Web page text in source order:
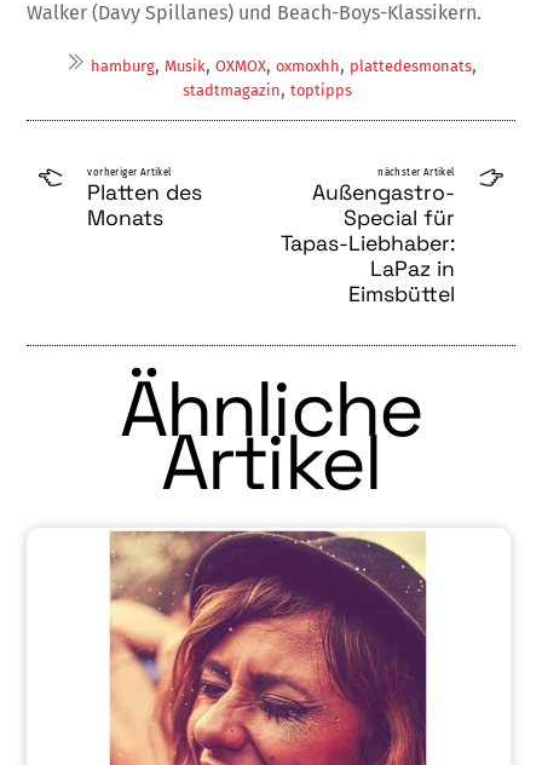
Walker (Davy Spillanes) und Beach-Boys-Klassikern.
hamburg, Musik, OXMOX, oxmoxhh, plattedesmonats,
stadtmagazin, toptipps
vorheriger Artikel
Platten des
Monats
nächster Artikel
Außengastro-
Special für
Tapas-Liebhaber:
LaPaz in
Eimsbüttel
Ähnliche
Artikel